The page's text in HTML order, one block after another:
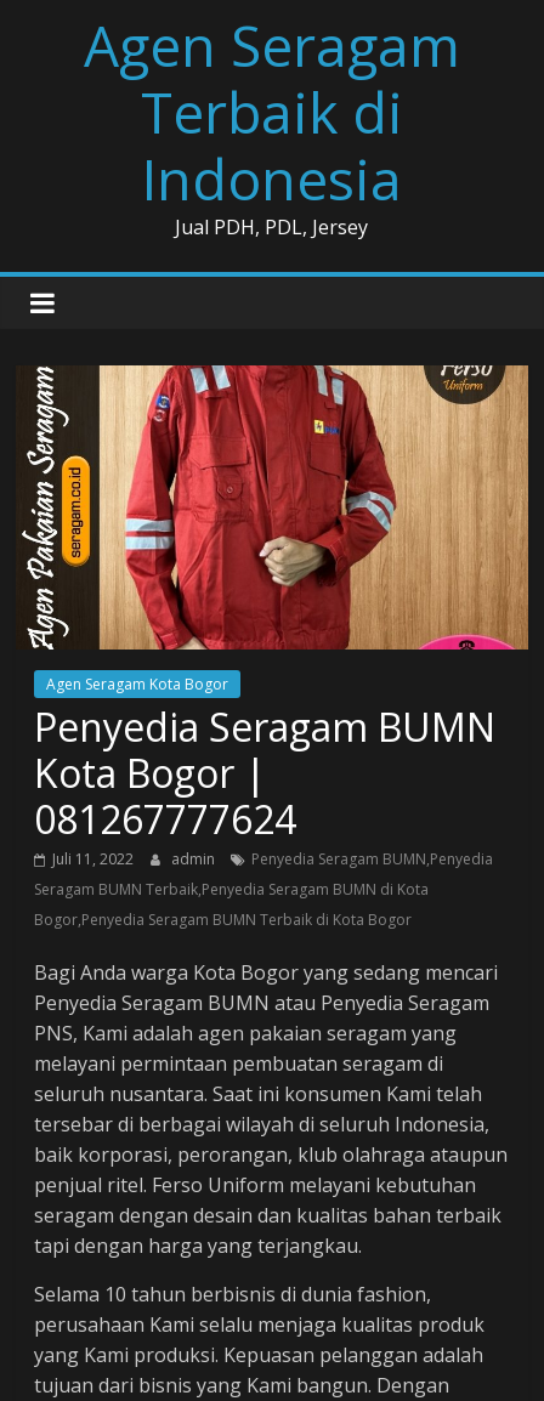
Agen Seragam
Terbaik di
Indonesia
Jual PDH, PDL, Jersey
Agen Seragam Kota Bogor
Penyedia Seragam BUMN
Kota Bogor |
081267777624
Juli 11, 2022 admin
Penyedia Seragam BUMN,Penyedia
Seragam BUMN Terbaik,Penyedia Seragam BUMN di Kota
Bogor,Penyedia Seragam BUMN Terbaik di Kota Bogor
Bagi Anda warga Kota Bogor yang sedang mencari
Penyedia Seragam BUMN atau Penyedia Seragam
PNS, Kami adalah agen pakaian seragam yang
melayani permintaan pembuatan seragam di
seluruh nusantara. Saat ini konsumen Kami telah
tersebar di berbagai wilayah di seluruh Indonesia,
baik korporasi, perorangan, klub olahraga ataupun
penjual ritel. Ferso Uniform melayani kebutuhan
seragam dengan desain dan kualitas bahan terbaik
tapi dengan harga yang terjangkau.
Selama 10 tahun berbisnis di dunia fashion,
perusahaan Kami selalu menjaga kualitas produk
yang Kami produksi. Kepuasan pelanggan adalah
tujuan dari bisnis yang Kami bangun. Dengan